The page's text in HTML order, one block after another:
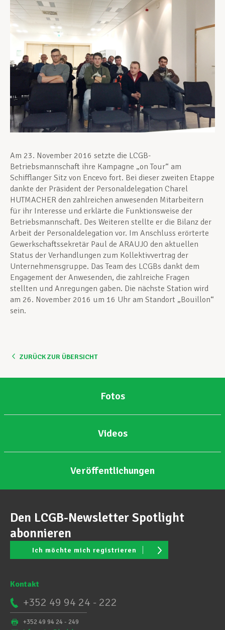
Berufliche Weiterentwicklung
Mitglied werden
Am 23. November 2016 setzte die LCGB-
Betriebsmannschaft ihre Kampagne „on Tour“ am
Schifflanger Sitz von Encevo fort. Bei dieser zweiten Etappe
dankte der Präsident der Personaldelegation Charel
HUTMACHER den zahlreichen anwesenden Mitarbeitern
für ihr Interesse und erklärte die Funktionsweise der
Betriebsmannschaft. Des Weiteren stellte er die Bilanz der
Arbeit der Personaldelegation vor. Im Anschluss erörterte
Gewerkschaftssekretär Paul de ARAUJO den aktuellen
Status der Verhandlungen zum Kollektivvertrag der
Unternehmensgruppe. Das Team des LCGBs dankt dem
Engagement der Anwesenden, die zahlreiche Fragen
stellten und Anregungen gaben. Die nächste Station wird
am 26. November 2016 um 16 Uhr am Standort „Bouillon“
sein.
ZURÜCK ZUR ÜBERSICHT
Fotos
Videos
Veröffentlichungen
Den LCGB-Newsletter Spotlight
abonnieren
Ich möchte mich registrieren
Kontakt
+352 49 94 24 - 222
+352 49 94 24 - 249